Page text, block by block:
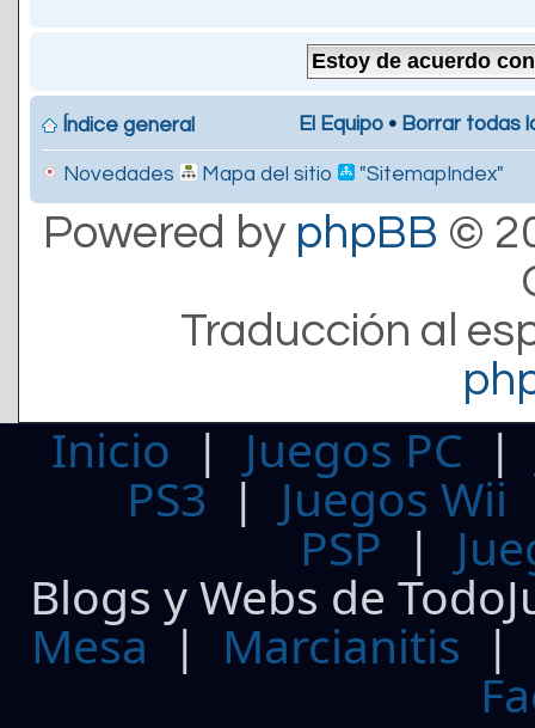
Índice general El Equipo • Borrar todas
Novedades Mapa del sitio "SitemapIndex"
Powered by phpBB ©
Traducción al
Inicio | Juegos PC
PS3| Juegos Wii
PSP |
Blogs y Webs de
Mesa | Marcianitis |